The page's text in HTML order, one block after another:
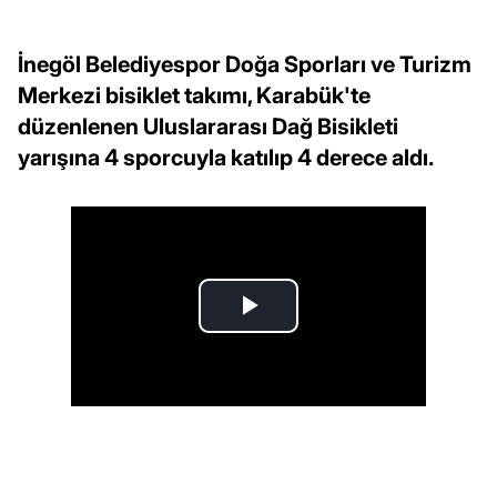
İnegöl Belediyespor Doğa Sporları ve Turizm
Merkezi bisiklet takımı, Karabük'te
düzenlenen Uluslararası Dağ Bisikleti
yarışına 4 sporcuyla katılıp 4 derece aldı.